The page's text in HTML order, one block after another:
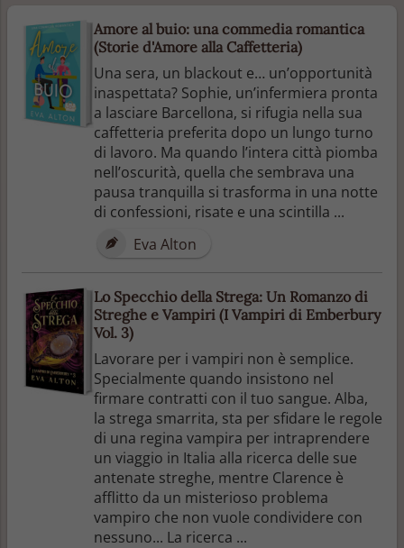
Amore al buio: una commedia romantica
(Storie d'Amore alla Caffetteria)
Una sera, un blackout e… un’opportunità
inaspettata? Sophie, un’infermiera pronta
a lasciare Barcellona, si rifugia nella sua
caffetteria preferita dopo un lungo turno
di lavoro. Ma quando l’intera città piomba
nell’oscurità, quella che sembrava una
pausa tranquilla si trasforma in una notte
di confessioni, risate e una scintilla ...
Eva Alton
Lo Specchio della Strega: Un Romanzo di
Streghe e Vampiri (I Vampiri di Emberbury
Vol. 3)
Lavorare per i vampiri non è semplice.
Specialmente quando insistono nel
firmare contratti con il tuo sangue. Alba,
la strega smarrita, sta per sfidare le regole
di una regina vampira per intraprendere
un viaggio in Italia alla ricerca delle sue
antenate streghe, mentre Clarence è
afflitto da un misterioso problema
vampiro che non vuole condividere con
nessuno... La ricerca ...